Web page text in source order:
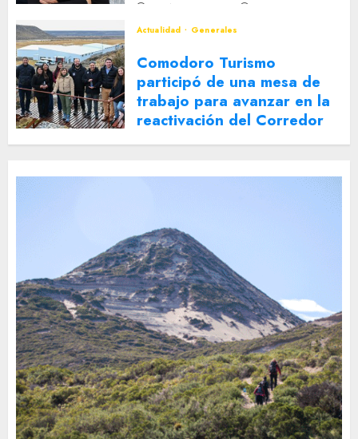
2 DE AGOSTO DE 2026
Actualidad
Generales
Comodoro Turismo
participó de una mesa de
trabajo para avanzar en la
reactivación del Corredor
Turístico Integrado